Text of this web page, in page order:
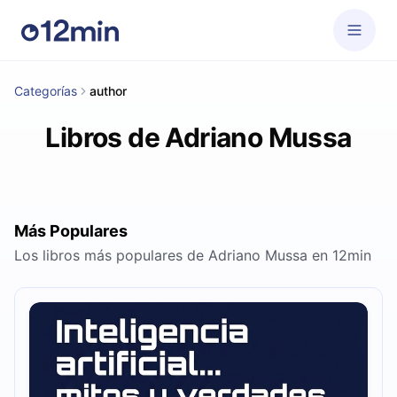
Categorías author
Libros de Adriano Mussa
Más Populares
Los libros más populares de Adriano Mussa en 12min